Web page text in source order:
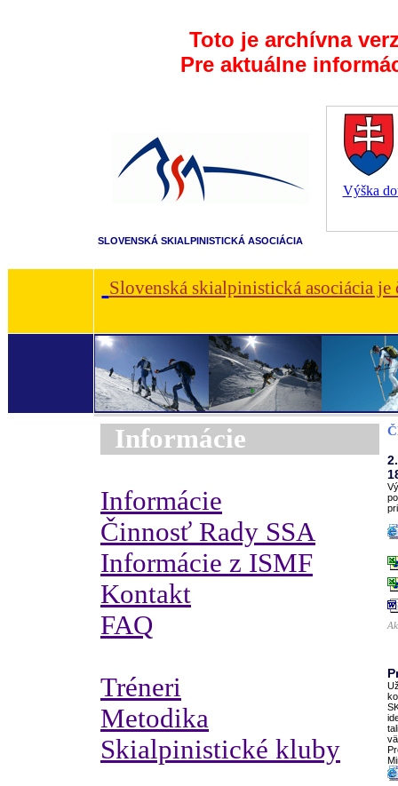
Toto je archívna
Pre aktuálne
Výška
SLOVENSKÁ SKIALPINISTICKÁ ASOCIÁCIA
Slovenská skialpinistická asociácia
Informácie
Informácie
Činnosť Rady SSA
Informácie z ISMF
Kontakt
FAQ
Tréneri
Metodika
Skialpinistické kluby